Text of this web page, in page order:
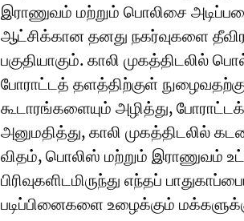
இராணுவம் மற்றும் பொலிசை
ஆட்சிக்கான தனது நகர்வுகளை
பகுதியாகும். காலி முகத்திடலில்
போராட்டத் தளத்திற்குள்
கூடாரங்களையும் அழித்து,
அனுமதித்து, காலி முகத்திடலில்
விதம், பொலிஸ் மற்றும் இராணுவம்
பிரிவுகளிடமிருந்து எந்தப்
படிப்பினைகளை உழைக்கும்